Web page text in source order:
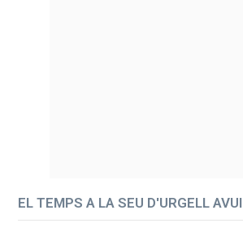
EL TEMPS A LA SEU D'URGELL AVUI